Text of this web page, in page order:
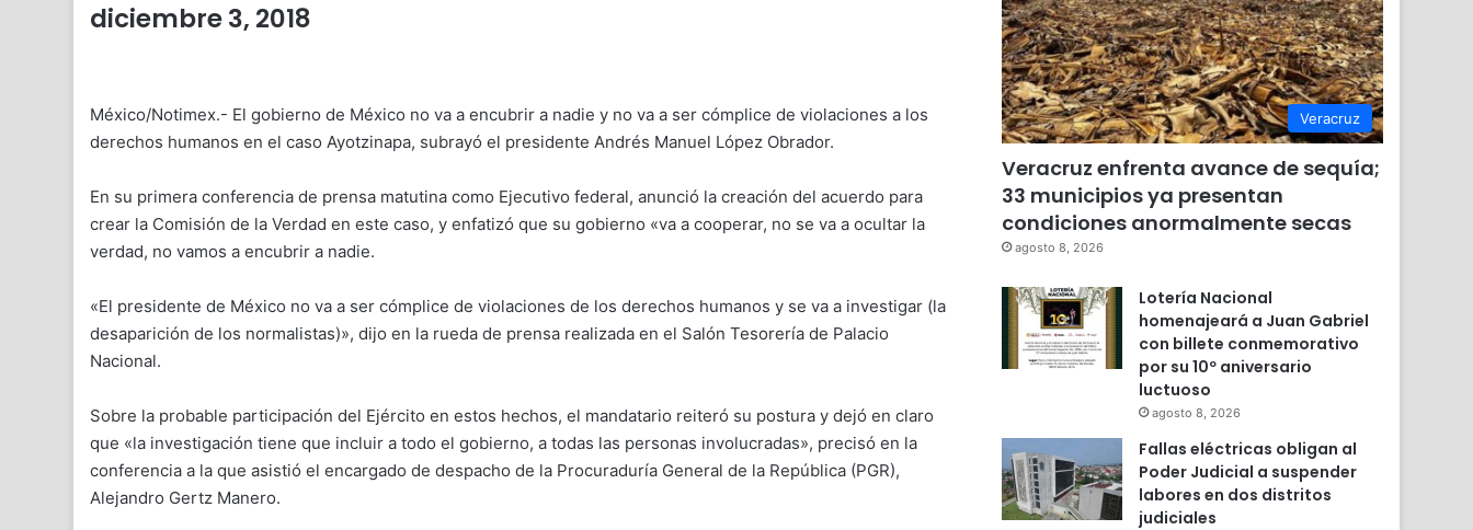
diciembre 3, 2018
México/Notimex.- El gobierno de México no va a encubrir a nadie y no va a ser cómplice de violaciones a los
derechos humanos en el caso Ayotzinapa, subrayó el presidente Andrés Manuel López Obrador.
En su primera conferencia de prensa matutina como Ejecutivo federal, anunció la creación del acuerdo para
crear la Comisión de la Verdad en este caso, y enfatizó que su gobierno «va a cooperar, no se va a ocultar la
verdad, no vamos a encubrir a nadie.
«El presidente de México no va a ser cómplice de violaciones de los derechos humanos y se va a investigar (la
desaparición de los normalistas)», dijo en la rueda de prensa realizada en el Salón Tesorería de Palacio
Nacional.
Sobre la probable participación del Ejército en estos hechos, el mandatario reiteró su postura y dejó en claro
que «la investigación tiene que incluir a todo el gobierno, a todas las personas involucradas», precisó en la
conferencia a la que asistió el encargado de despacho de la Procuraduría General de la República (PGR),
Alejandro Gertz Manero.
Veracruz
Veracruz enfrenta avance de sequía;
33 municipios ya presentan
condiciones anormalmente secas
agosto 8, 2026
Lotería Nacional
homenajeará a Juan Gabriel
con billete conmemorativo
por su 10º aniversario
luctuoso
agosto 8, 2026
Fallas eléctricas obligan al
Poder Judicial a suspender
labores en dos distritos
judiciales